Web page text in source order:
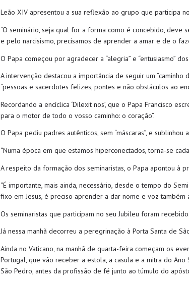
Leão XIV apresentou a sua reflexão ao grupo que participa
“O seminário, seja qual for a forma como é concebido,
e pelo narcisismo, precisamos de aprender a amar e de o
O Papa começou por agradecer a “alegria” e “entusiasmo”
A intervenção destacou a importância de seguir um
“pessoas e sacerdotes felizes, pontes e não obstáculos ao
Recordando a encíclica ‘Dilexit nos’, que o Papa Francisco
para o motor de todo o vosso caminho: o coração”.
O Papa pediu padres autênticos, sem “máscaras”, e
“Numa época em que estamos hiperconectados, torna-se
A respeito da formação dos seminaristas, o Papa apontou à
“É importante, mais ainda, necessário, desde o tempo do
fixo em Jesus, é preciso aprender a dar nome e voz também
Os seminaristas que participam no seu Jubileu foram
Já nessa manhã decorreu a peregrinação à Porta Santa de
Ainda no Vaticano, na manhã de quarta-feira começam os
Portugal, que vão receber a estola, a casula e a mitra do
São Pedro, antes da profissão de fé junto ao túmulo do